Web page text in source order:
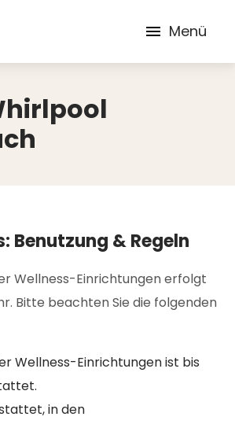
Menü
Benutzung & Regeln
Wellness-Einrichtungen erfolgt
Bitte beachten Sie die folgenden
Wellness-Einrichtungen ist bis
in den